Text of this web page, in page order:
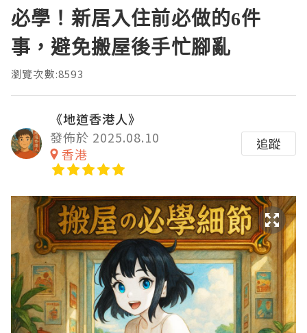
必學！新居入住前必做的6件
事，避免搬屋後手忙腳亂
瀏覽次數:8593
《地道香港人》
發佈於 2025.08.10
香港
追蹤